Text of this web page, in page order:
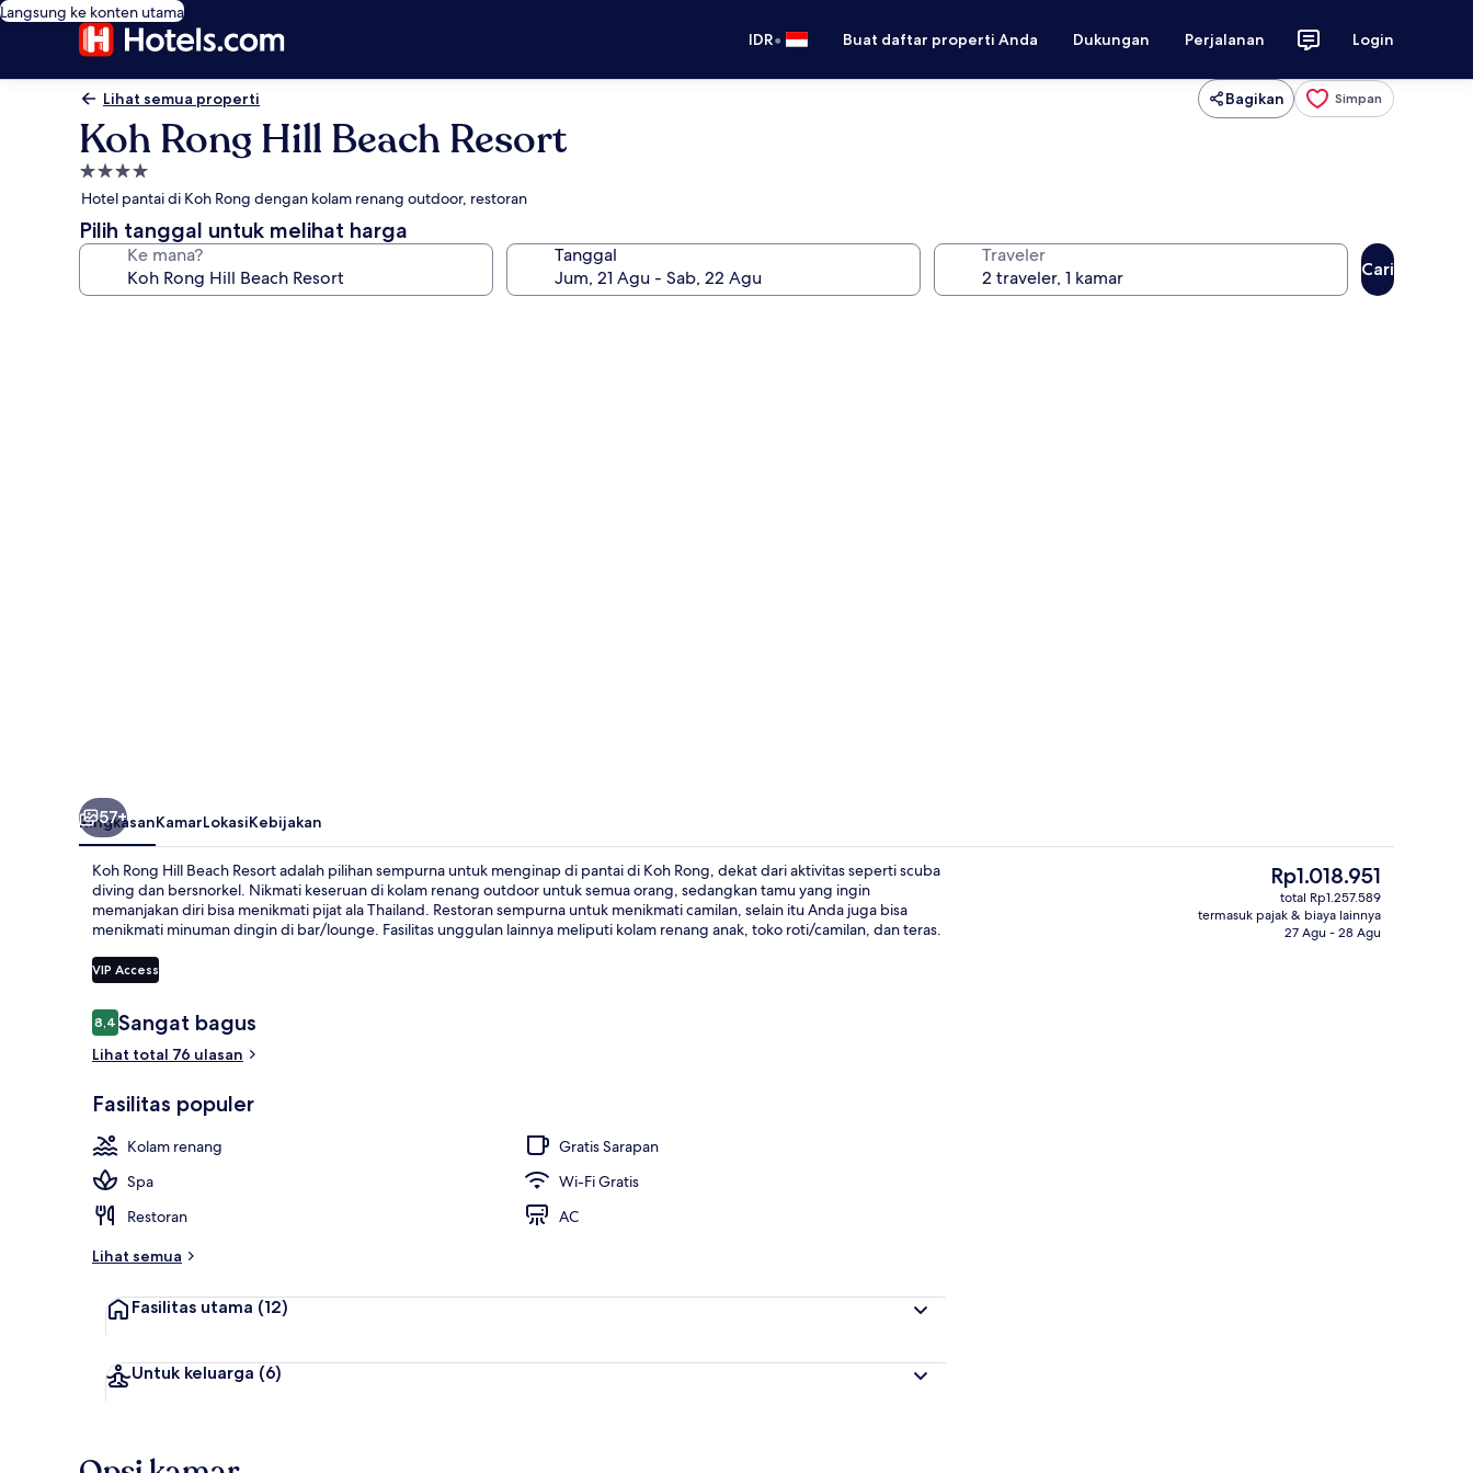
Langsung ke konten utama
IDR• Buat daftar properti Anda Dukungan Perjalanan Login
Lihat semua properti Bagikan Simpan
Koh Rong Hill Beach Resort
Properti
bintang
4.0
Hotel pantai di Koh Rong dengan kolam renang outdoor, restoran
Pilih tanggal untuk melihat harga
Ke mana? Tanggal Traveler
Cari
Pemandangan taman Pemandangan taman
57+
RingkasanKamarLokasiKebijakan
Koh Rong Hill Beach Resort adalah pilihan sempurna untuk menginap di pantai di Koh Rong, dekat dari aktivitas seperti scuba
diving dan bersnorkel. Nikmati keseruan di kolam renang outdoor untuk semua orang, sedangkan tamu yang ingin
memanjakan diri bisa menikmati pijat ala Thailand. Restoran sempurna untuk menikmati camilan, selain itu Anda juga bisa
menikmati minuman dingin di bar/lounge. Fasilitas unggulan lainnya meliputi kolam renang anak, toko roti/camilan, dan teras.
VIP Access
Ulasan
8,48,4 dari 10
Sangat bagus
Lihat total 76 ulasan
Fasilitas populer
Kolam renang
Gratis Sarapan
Spa
Wi-Fi Gratis
Restoran
AC
Lihat semua
Fasilitas utama (12)
Untuk keluarga (6)
Harga
saat
ini
Rp1.018.951
Rp1.018.951
total Rp1.257.589
termasuk pajak & biaya lainnya
27 Agu - 28 Agu